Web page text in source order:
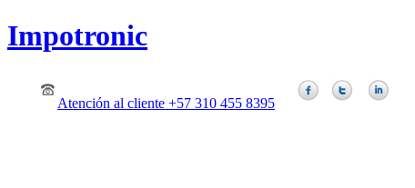
Impotronic
Atención al cliente +57 310 455 8395